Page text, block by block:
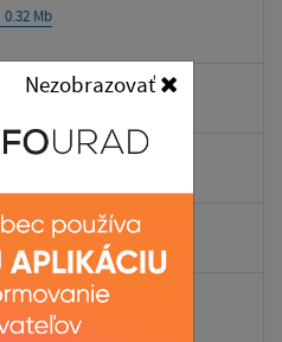
Nezobrazovať
0.32 Mb
Mb
| 0.25 Mb
| 0.4 Mb
Mb